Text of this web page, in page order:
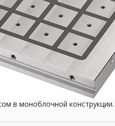
в моноблочной